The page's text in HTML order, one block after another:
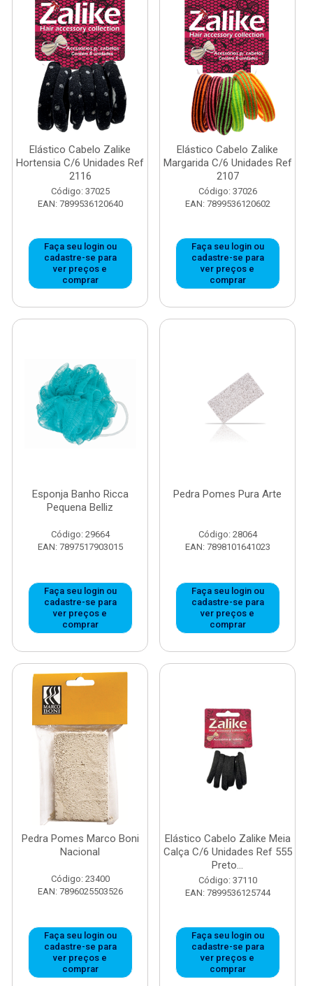
Elástico Cabelo Zalike
Hortensia C/6 Unidades Ref
2116
Código: 37025
EAN: 7899536120640
Faça seu login ou
cadastre-se para
ver preços e
comprar
Elástico Cabelo Zalike
Margarida C/6 Unidades Ref
2107
Código: 37026
EAN: 7899536120602
Faça seu login ou
cadastre-se para
ver preços e
comprar
Esponja Banho Ricca
Pequena Belliz
Código: 29664
EAN: 7897517903015
Faça seu login ou
cadastre-se para
ver preços e
comprar
Pedra Pomes Pura Arte
Código: 28064
EAN: 7898101641023
Faça seu login ou
cadastre-se para
ver preços e
comprar
Pedra Pomes Marco Boni
Nacional
Código: 23400
EAN: 7896025503526
Faça seu login ou
cadastre-se para
ver preços e
comprar
Elástico Cabelo Zalike Meia
Calça C/6 Unidades Ref 555
Preto...
Código: 37110
EAN: 7899536125744
Faça seu login ou
cadastre-se para
ver preços e
comprar